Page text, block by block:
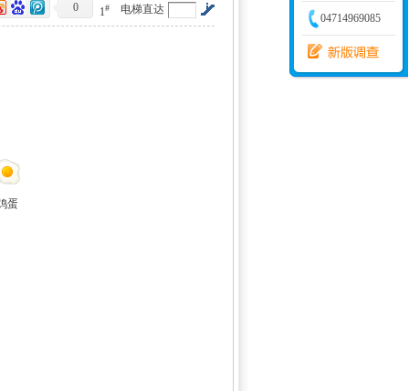
电梯直达
1#
0
蛋
04714969085